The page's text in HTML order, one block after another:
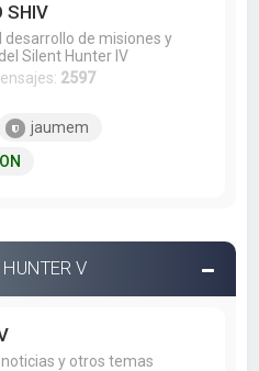
SHIV
desarrollo de misiones y
Silent Hunter IV
2597
jaumem
V
y otros temas